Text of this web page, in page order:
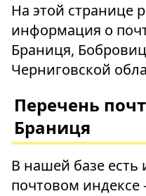
На этой странице
информация о
Браниця,
Черниговской
Перечень
Браниця
В нашей базе
почтовом индексе